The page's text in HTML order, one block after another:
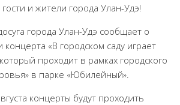
и артисты
концертный духовой оркестр
ансамбль «Тоонто»
народный хор «Семейские янтари»
и жители города Улан-Удэ!
города Улан-Удэ сообщает о
«В городском саду играет
проходит в рамках городского
в парке «Юбилейный».
концерты будут проходить